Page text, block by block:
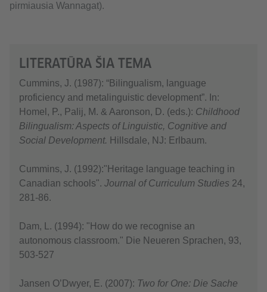
pirmiausia Wannagat).
LITERATŪRA ŠIA TEMA
Cummins, J. (1987): “Bilingualism, language
proficiency and metalinguistic development”. In:
Homel, P., Palij, M. & Aaronson, D. (eds.): Childhood
Bilingualism: Aspects of Linguistic, Cognitive and
Social Development. Hillsdale, NJ: Erlbaum.
Cummins, J. (1992):"Heritage language teaching in
Canadian schools". Journal of Curriculum Studies 24,
281-86.
Dam, L. (1994): "How do we recognise an
autonomous classroom." Die Neueren Sprachen, 93,
503-527
Jansen O’Dwyer, E. (2007): Two for One: Die Sache